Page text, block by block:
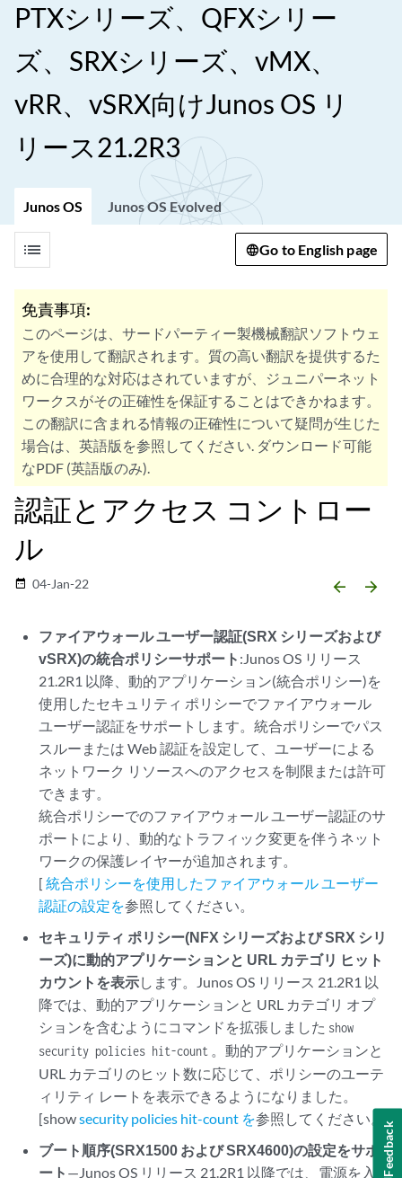
PTXシリーズ、QFXシリー
ズ、SRXシリーズ、vMX、
vRR、vSRX向けJunos OS リ
リース21.2R3
Junos OS Junos OS Evolved
list Go to English page
免責事項:
このページは、サードパーティー製機械翻訳ソフトウェ
アを使用して翻訳されます。質の高い翻訳を提供するた
めに合理的な対応はされていますが、ジュニパーネット
ワークスがその正確性を保証することはできかねます。
この翻訳に含まれる情報の正確性について疑問が生じた
場合は、英語版を参照してください. ダウンロード可能
なPDF (英語版のみ).
認証とアクセス コントロー
ル
date_range 04-Jan-22 arrow_backward arrow_forward
ファイアウォール ユーザー認証(SRX シリーズおよび
vSRX)の統合ポリシーサポート :Junos OS リリース
21.2R1 以降、動的アプリケーション(統合ポリシー)を
使用したセキュリティ ポリシーでファイアウォール
ユーザー認証をサポートします。統合ポリシーでパス
スルーまたは Web 認証を設定して、ユーザーによる
ネットワーク リソースへのアクセスを制限または許可
できます。
統合ポリシーでのファイアウォール ユーザー認証のサ
ポートにより、動的なトラフィック変更を伴うネット
ワークの保護レイヤーが追加されます。
[統合ポリシーを使用したファイアウォール ユーザー
認証の設定を参照してください。
セキュリティ ポリシー(NFX シリーズおよび SRX シリ
ーズ)に動的アプリケーションと URL カテゴリ ヒット
カウントを表示します。Junos OS リリース 21.2R1 以
降では、動的アプリケーションと URL カテゴリ オプ
ションを含むようにコマンドを拡張しました show
security policies hit-count 。動的アプリケーションと
URL カテゴリのヒット数に応じて、ポリシーのユーテ
ィリティ レートを表示できるようになりました。
[showsecurity policies hit-count を参照してください。
ブート順序(SRX1500 および SRX4600)の設定をサポ
ート —Junos OS リリース 21.2R1 以降では、電源を入
Feedback